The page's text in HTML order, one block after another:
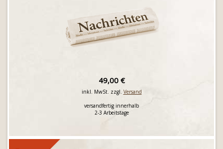
49,00 €
inkl. MwSt. zzgl. Versand
versandfertig innerhalb
2-3 Arbeitstage